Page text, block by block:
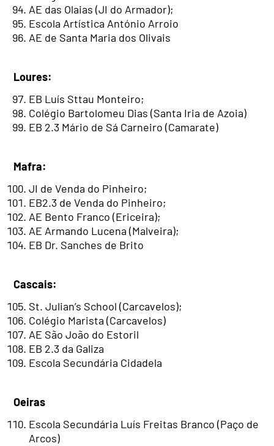
AE das Olaias (JI do Armador);
Escola Artística António Arroio
AE de Santa Maria dos Olivais
Loures:
EB Luís Sttau Monteiro;
Colégio Bartolomeu Dias (Santa Iria de Azoia)
EB 2.3 Mário de Sá Carneiro (Camarate)
Mafra:
JI de Venda do Pinheiro;
EB2.3 de Venda do Pinheiro;
AE Bento Franco (Ericeira);
AE Armando Lucena (Malveira);
EB Dr. Sanches de Brito
Cascais:
St. Julian’s School (Carcavelos);
Colégio Marista (Carcavelos)
AE São João do Estoril
EB 2.3 da Galiza
Escola Secundária Cidadela
Oeiras
Escola Secundária Luís Freitas Branco (Paço de
Arcos)